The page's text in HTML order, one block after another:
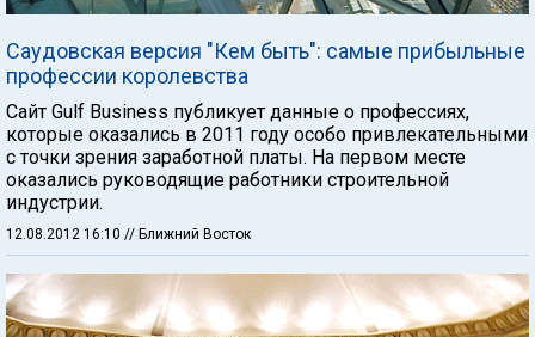
Саудовская версия "Кем быть": самые прибыльные
профессии королевства
Сайт Gulf Business публикует данные о профессиях,
которые оказались в 2011 году особо привлекательными
с точки зрения заработной платы. На первом месте
оказались руководящие работники строительной
индустрии.
12.08.2012 16:10 // Ближний Восток